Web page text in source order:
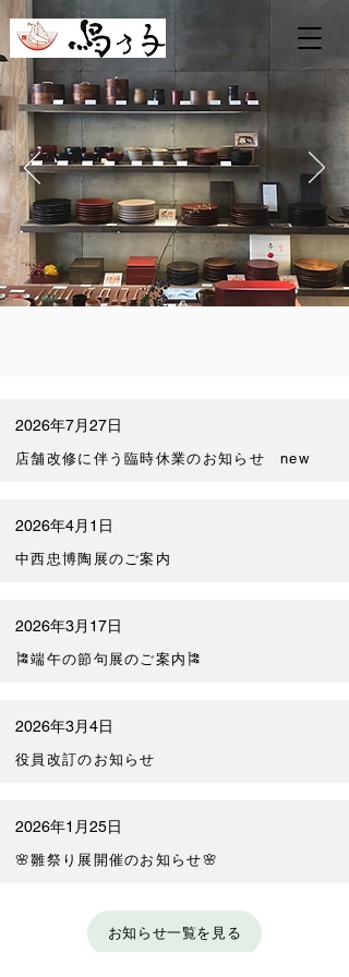
2026年7月27日
店舗改修に伴う臨時休業のお知らせ new
2026年4月1日
中西忠博陶展のご案内
2026年3月17日
🎏端午の節句展のご案内🎏
2026年3月4日
役員改訂のお知らせ
2026年1月25日
🌸雛祭り展開催のお知らせ🌸
お知らせ一覧を見る